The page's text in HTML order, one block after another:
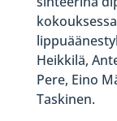
Heikkilä,
Pere, Eino
Taskinen.